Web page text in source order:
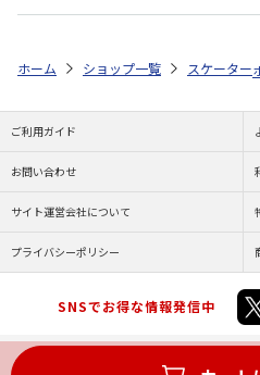
ホーム ショップ一覧 スケーター
ご利用ガイド
お問い合わせ
サイト運営会社について
プライバシーポリシー
SNSでお得な情報発信中